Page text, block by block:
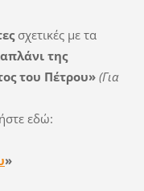
σχετικές με τα
της
του Πέτρου» (Για
εδώ:
»